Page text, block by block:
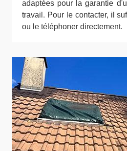
adaptées pour la garantie
travail. Pour le contacter, il
ou le téléphoner directement.